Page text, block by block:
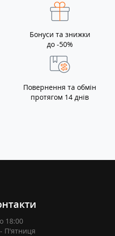
Бонуси та знижки
до -50%
Повернення та обмін
протягом 14 днів
18:00
П'ятниця